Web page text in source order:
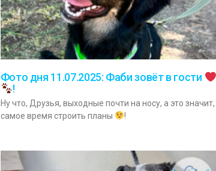
Фото дня 11.07.2025: Фаби зовёт в гости
!
Ну что, Друзья, выходные почти на носу, а это значит,
самое время строить планы
!